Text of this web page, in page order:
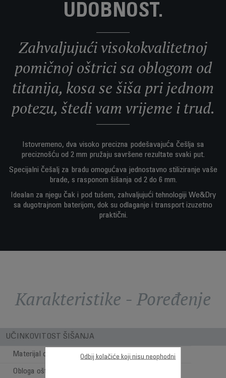
UDOBNOST.
Zahvaljujući visokokvalitetnoj
pomičnoj oštrici sa oblogom od
titanija, kosa se šiša pri jednom
potezu, štedi vam vrijeme i trud.
Istovremeno, dva visoko precizna podešavajuća češlja sa
preciznošću od 2 mm pružaju savršene rezultate svaki put.
Specijalni češalj za bradu omogućava jednostavno stiliziranje vaše
brade, s rasponom šišanja od 2 do 6 mm.
Idealan za njegu čak i pod tušem, zahvaljujući tehnologiji We&Dry
sa dugotrajnom baterijom, dok su odlaganje i transport izuzetno
praktični.
Karakteristike - Poređenje
UČINKOVITOST ŠIŠANJA
Materijal oštrice Nehrđajući čelik
Obloga oštrice
Odbij kolačiće koji nisu neophodni